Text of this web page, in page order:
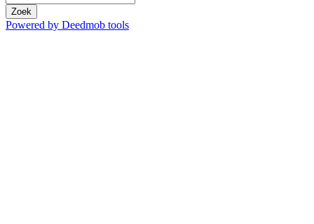
Zoek
Powered by Deedmob tools